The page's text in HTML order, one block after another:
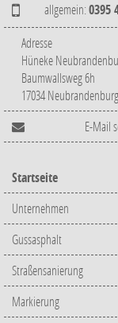
allgemein:0395
Adresse
Hüneke
Baumwallsweg 6h
17034 Neubrandenburg
E-Mail
Startseite
Unternehmen
Gussasphalt
Straßensanierung
Markierung